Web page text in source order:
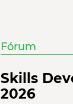
Fórum
Skills
2026